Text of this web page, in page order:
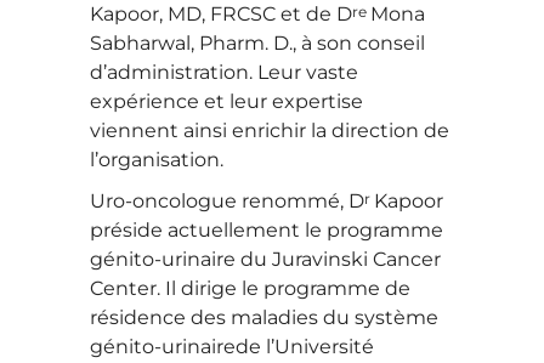
Kapoor, MD, FRCSC et de Dre Mona
Sabharwal, Pharm. D., à son conseil
d’administration. Leur vaste
expérience et leur expertise
viennent ainsi enrichir la direction de
l’organisation.
Uro-oncologue renommé, Dr Kapoor
préside actuellement le programme
génito-urinaire du Juravinski Cancer
Center. Il dirige le programme de
résidence des maladies du système
génito-urinairede l’Université